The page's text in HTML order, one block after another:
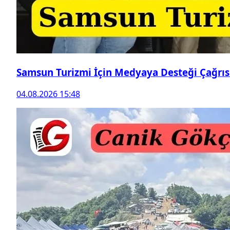
Samsun Turizmi İçin Medyaya Desteği
04.08.2026 15:48